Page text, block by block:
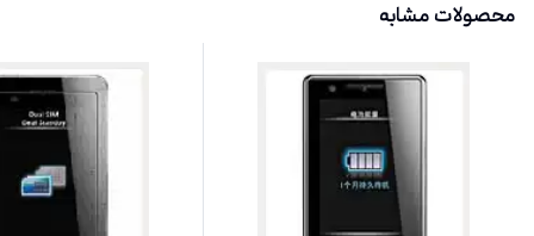
محصولات مشابه